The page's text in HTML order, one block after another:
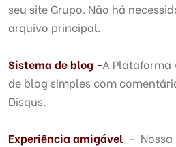
seu site Grupo. Não há
arquivo principal.
Sistema de blog -A Plataforma
de blog simples com
Disqus.
Experiência amigável - Nossa